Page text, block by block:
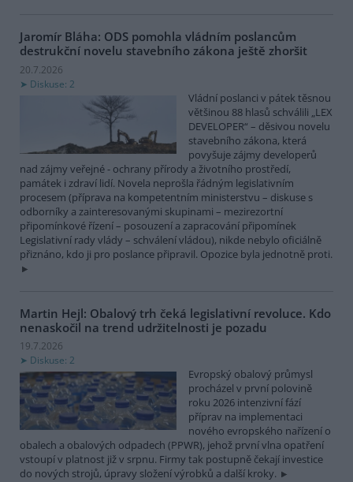
Jaromír Bláha: ODS pomohla vládním poslancům
destrukční novelu stavebního zákona ještě zhoršit
20.7.2026
Diskuse: 2
Vládní poslanci v pátek těsnou
většinou 88 hlasů schválili „LEX
DEVELOPER“ – děsivou novelu
stavebního zákona, která
povyšuje zájmy developerů
nad zájmy veřejné - ochrany přírody a životního prostředí,
památek i zdraví lidí. Novela neprošla řádným legislativním
procesem (příprava na kompetentním ministerstvu – diskuse s
odborníky a zainteresovanými skupinami – mezirezortní
připomínkové řízení – posouzení a zapracování připomínek
Legislativní rady vlády – schválení vládou), nikde nebylo oficiálně
přiznáno, kdo ji pro poslance připravil. Opozice byla jednotně proti.
Martin Hejl: Obalový trh čeká legislativní revoluce. Kdo
nenaskočil na trend udržitelnosti je pozadu
19.7.2026
Diskuse: 2
Evropský obalový průmysl
procházel v první polovině
roku 2026 intenzivní fází
příprav na implementaci
nového evropského nařízení o
obalech a obalových odpadech (PPWR), jehož první vlna opatření
vstoupí v platnost již v srpnu. Firmy tak postupně čekají investice
do nových strojů, úpravy složení výrobků a další kroky.